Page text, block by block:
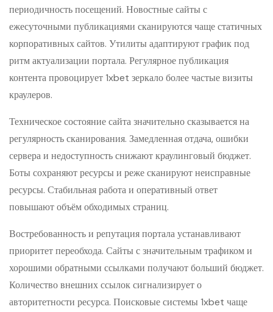
периодичность посещений. Новостные сайты с
ежесуточными публикациями сканируются чаще статичных
корпоративных сайтов. Утилиты адаптируют график под
ритм актуализации портала. Регулярное публикация
контента провоцирует 1xbet зеркало более частые визиты
краулеров.
Техническое состояние сайта значительно сказывается на
регулярность сканирования. Замедленная отдача, ошибки
сервера и недоступность снижают краулинговый бюджет.
Боты сохраняют ресурсы и реже сканируют неисправные
ресурсы. Стабильная работа и оперативный ответ
повышают объём обходимых страниц.
Востребованность и репутация портала устанавливают
приоритет переобхода. Сайты с значительным трафиком и
хорошими обратными ссылками получают больший бюджет.
Количество внешних ссылок сигнализирует о
авторитетности ресурса. Поисковые системы 1xbet чаще